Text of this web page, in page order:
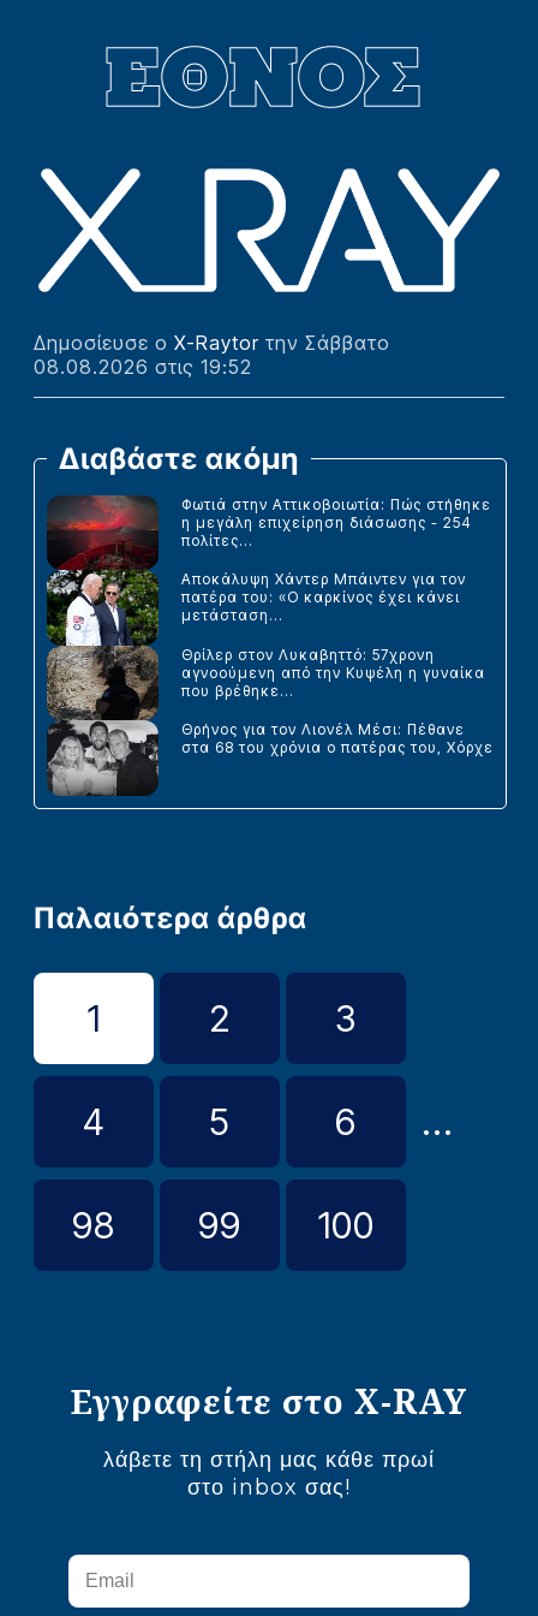
Δημοσίευσε ο X-Raytor την Σάββατο
08.08.2026 στις 19:52
Διαβάστε ακόμη
Φωτιά στην Αττικοβοιωτία: Πώς στήθηκε
η μεγάλη επιχείρηση διάσωσης - 254
πολίτες...
Αποκάλυψη Χάντερ Μπάιντεν για τον
πατέρα του: «Ο καρκίνος έχει κάνει
μετάσταση...
Θρίλερ στον Λυκαβηττό: 57χρονη
αγνοούμενη από την Κυψέλη η γυναίκα
που βρέθηκε...
Θρήνος για τον Λιονέλ Μέσι: Πέθανε
στα 68 του χρόνια ο πατέρας του, Χόρχε
Παλαιότερα άρθρα
1 2 3
4 5 6 ...
98 99 100
Εγγραφείτε στο X-RAY
λάβετε τη στήλη μας κάθε πρωί
στο inbox σας!